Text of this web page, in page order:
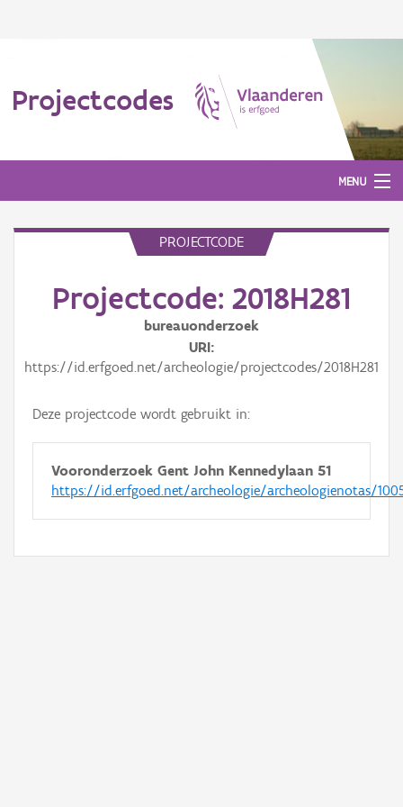
Projectcodes
MENU
PROJECTCODE
Projectcode: 2018H281
bureauonderzoek
URI
https://id.erfgoed.net/archeologie/projectcodes/2018H281
Deze projectcode wordt gebruikt in:
Vooronderzoek Gent John Kennedylaan 51
https://id.erfgoed.net/archeologie/archeologienotas/